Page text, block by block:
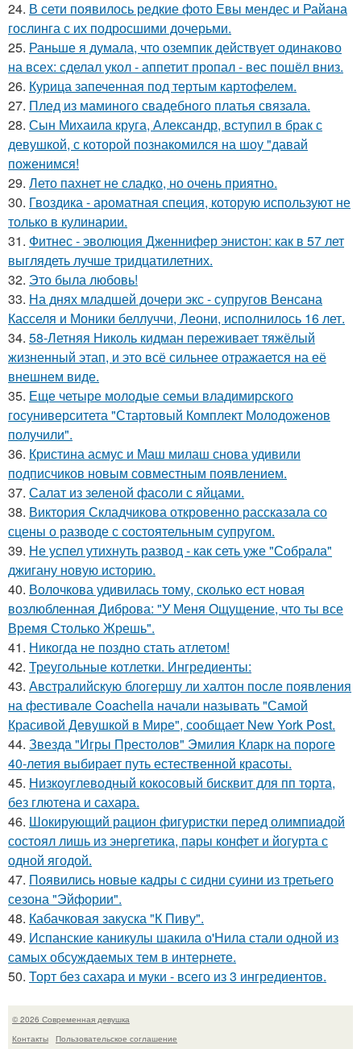
24. В сети появилось редкие фото Евы мендес и Райана
гослинга с их подросшими дочерьми.
25. Раньше я думала, что оземпик действует одинаково
на всех: сделал укол - аппетит пропал - вес пошёл вниз.
26. Курица запеченная под тертым картофелем.
27. Плед из маминого свадебного платья связала.
28. Сын Михаила круга, Александр, вступил в брак с
девушкой, с которой познакомился на шоу "давай
поженимся!
29. Лето пахнет не сладко, но очень приятно.
30. Гвоздика - ароматная специя, которую используют не
только в кулинарии.
31. Фитнес - эволюция Дженнифер энистон: как в 57 лет
выглядеть лучше тридцатилетних.
32. Это была любовь!
33. На днях младшей дочери экс - супругов Венсана
Касселя и Моники беллуччи, Леони, исполнилось 16 лет.
34. 58-Летняя Николь кидман переживает тяжёлый
жизненный этап, и это всё сильнее отражается на её
внешнем виде.
35. Еще четыре молодые семьи владимирского
госуниверситета "Стартовый Комплект Молодоженов
получили".
36. Кристина асмус и Маш милаш снова удивили
подписчиков новым совместным появлением.
37. Салат из зеленой фасоли с яйцами.
38. Виктория Складчикова откровенно рассказала со
сцены о разводе с состоятельным супругом.
39. Не успел утихнуть развод - как сеть уже "Собрала"
джигану новую историю.
40. Волочкова удивилась тому, сколько ест новая
возлюбленная Диброва: "У Меня Ощущение, что ты все
Время Столько Жрешь".
41. Никогда не поздно стать атлетом!
42. Треугольные котлетки. Ингредиенты:
43. Австралийскую блогершу ли халтон после появления
на фестивале Coachella начали называть "Самой
Красивой Девушкой в Мире", сообщает New York Post.
44. Звезда "Игры Престолов" Эмилия Кларк на пороге
40-летия выбирает путь естественной красоты.
45. Низкоуглеводный кокосовый бисквит для пп торта,
без глютена и сахара.
46. Шокирующий рацион фигуристки перед олимпиадой
состоял лишь из энергетика, пары конфет и йогурта с
одной ягодой.
47. Появились новые кадры с сидни суини из третьего
сезона "Эйфории".
48. Кабачковая закуска "К Пиву".
49. Испанские каникулы шакила о'Нила стали одной из
самых обсуждаемых тем в интернете.
50. Торт без сахара и муки - всего из 3 ингредиентов.
© 2026 Современная девушка
Контакты
Пользовательское соглашение